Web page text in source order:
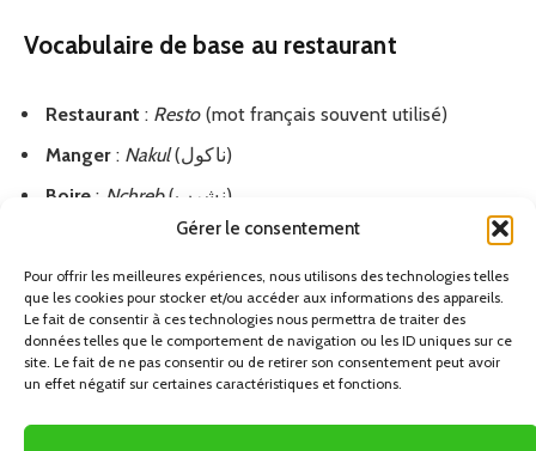
Gérer le consentement
Pour offrir les meilleures expériences, nous utilisons des technologies telles
que les cookies pour stocker et/ou accéder aux informations des appareils.
Le fait de consentir à ces technologies nous permettra de traiter des
données telles que le comportement de navigation ou les ID uniques sur ce
site. Le fait de ne pas consentir ou de retirer son consentement peut avoir
un effet négatif sur certaines caractéristiques et fonctions.
Vocabulaire de base au restaurant
Restaurant : Resto(mot français souvent utilisé)
Manger: Nakul
(ناكول)
Boire : Nchreb
(نشرب)
:Ftour
(فطور)
Déjeuner:Ghdda
(غدا)
Dîner:Acha
(عشا)
Viande:L-ham
(لحم)
Poulet: